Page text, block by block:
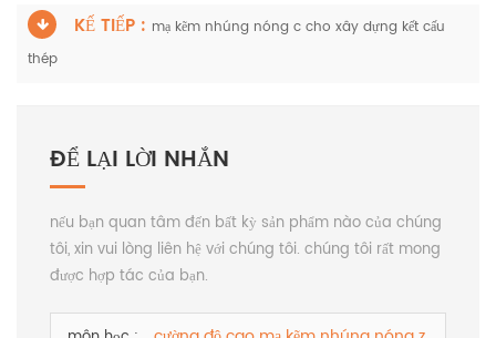
KẾ TIẾP : mạ kẽm nhúng nóng c cho xây dựng kết cấu
thép
ĐỂ LẠI LỜI NHẮN
nếu bạn quan tâm đến bất kỳ sản phẩm nào của chúng
tôi, xin vui lòng liên hệ với chúng tôi. chúng tôi rất mong
được hợp tác của bạn.